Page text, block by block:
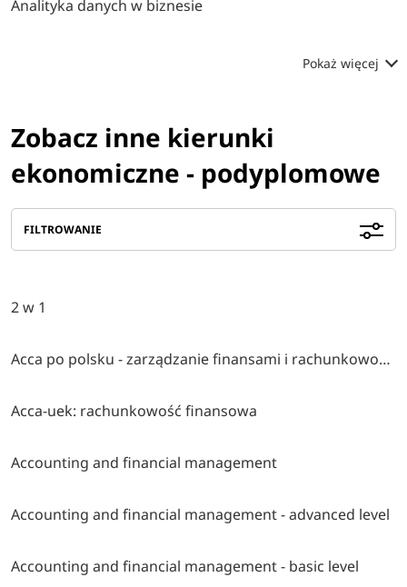
Analityka danych w biznesie
Pokaż więcej
Zobacz inne kierunki
ekonomiczne - podyplomowe
FILTROWANIE
2 w 1
Acca po polsku - zarządzanie finansami i rachunkowość w środowisku międzynarodowym
Acca-uek: rachunkowość finansowa
Accounting and financial management
Accounting and financial management - advanced level
Accounting and financial management - basic level